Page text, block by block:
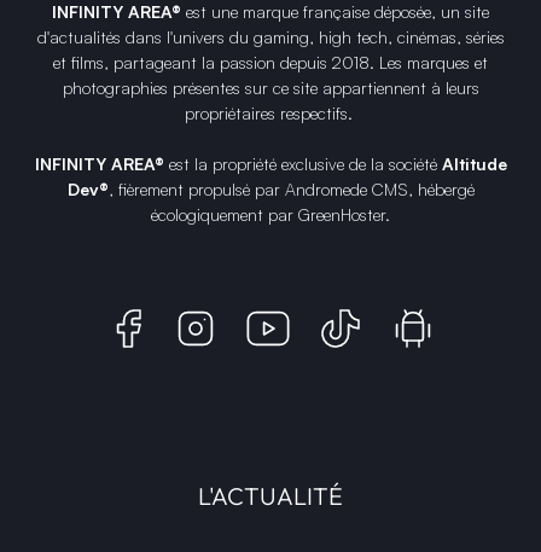
INFINITY AREA® est une marque française déposée, un site
d'actualités dans l'univers du gaming, high tech, cinémas, séries
et films, partageant la passion depuis 2018. Les marques et
photographies présentes sur ce site appartiennent à leurs
propriétaires respectifs.
INFINITY AREA® est la propriété exclusive de la société Altitude
Dev®, fièrement propulsé par Andromede CMS, hébergé
écologiquement par GreenHoster.
L'ACTUALITÉ